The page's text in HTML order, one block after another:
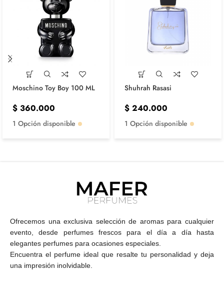
Moschino Toy Boy 100 ML
$ 360.000
1 Opción disponible
Shuhrah Rasasi
$ 240.000
1 Opción disponible
Ofrecemos una exclusiva selección de aromas para cualquier
evento, desde perfumes frescos para el día a día hasta
elegantes perfumes para ocasiones especiales.
Encuentra el perfume ideal que resalte tu personalidad y deja
una impresión inolvidable.